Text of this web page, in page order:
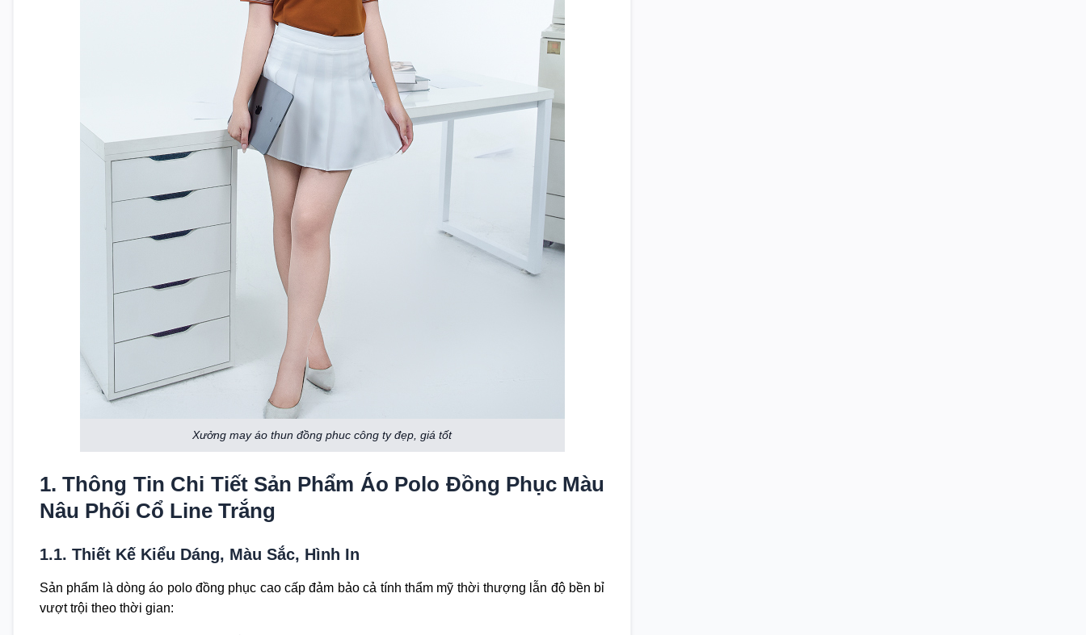
Xưởng may áo thun đồng phuc công ty đẹp, giá tốt
1. Thông Tin Chi Tiết Sản Phẩm Áo Polo Đồng Phục Màu
Nâu Phối Cổ Line Trắng
1.1. Thiết Kế Kiểu Dáng, Màu Sắc, Hình In
Sản phẩm là dòng áo polo đồng phục cao cấp đảm bảo cả tính thẩm mỹ thời thượng lẫn độ bền bỉ
vượt trội theo thời gian: